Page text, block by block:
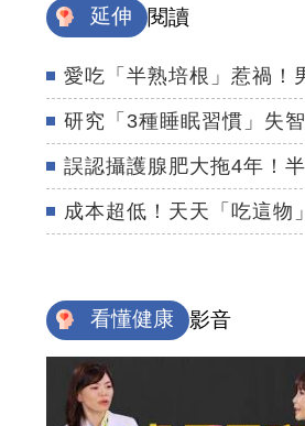
延伸 閱讀
愛吃「半熟培根」惹禍！
研究「3種睡眠習慣」失智
誤認攝護腺肥大拖4年！
成本超低！天天「吃這物
看懂健康 影音